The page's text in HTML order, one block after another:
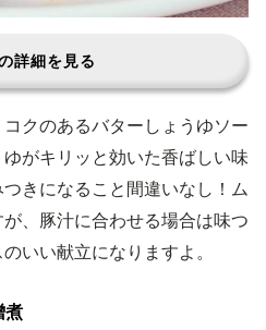
詳細を見る
クのあるバターしょうゆソー
がキリッと効いた香ばしい味
きになること間違いなし！ム
、豚汁に合わせる場合は味つ
いい献立になりますよ。
煮